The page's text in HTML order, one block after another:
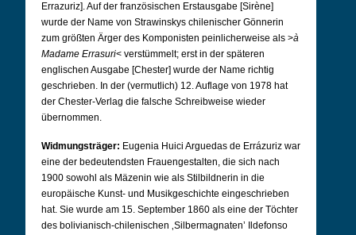
Errazuriz]. Auf der französischen Erstausgabe [Sirène]
wurde der Name von Strawinskys chilenischer Gönnerin
zum größten Ärger des Komponisten peinlicherweise als >à
Madame Errasuri< verstümmelt; erst in der späteren
englischen Ausgabe [Chester] wurde der Name richtig
geschrieben. In der (vermutlich) 12. Auflage von 1978 hat
der Chester-Verlag die falsche Schreibweise wieder
übernommen.
Widmungsträger: Eugenia Huici Arguedas de Errázuriz war
eine der bedeutendsten Frauengestalten, die sich nach
1900 sowohl als Mäzenin wie als Stilbildnerin in die
europäische Kunst- und Musikgeschichte eingeschrieben
hat. Sie wurde am 15. September 1860 als eine der Töchter
des bolivianisch-chilenischen ‚Silbermagnaten’ Ildefonso